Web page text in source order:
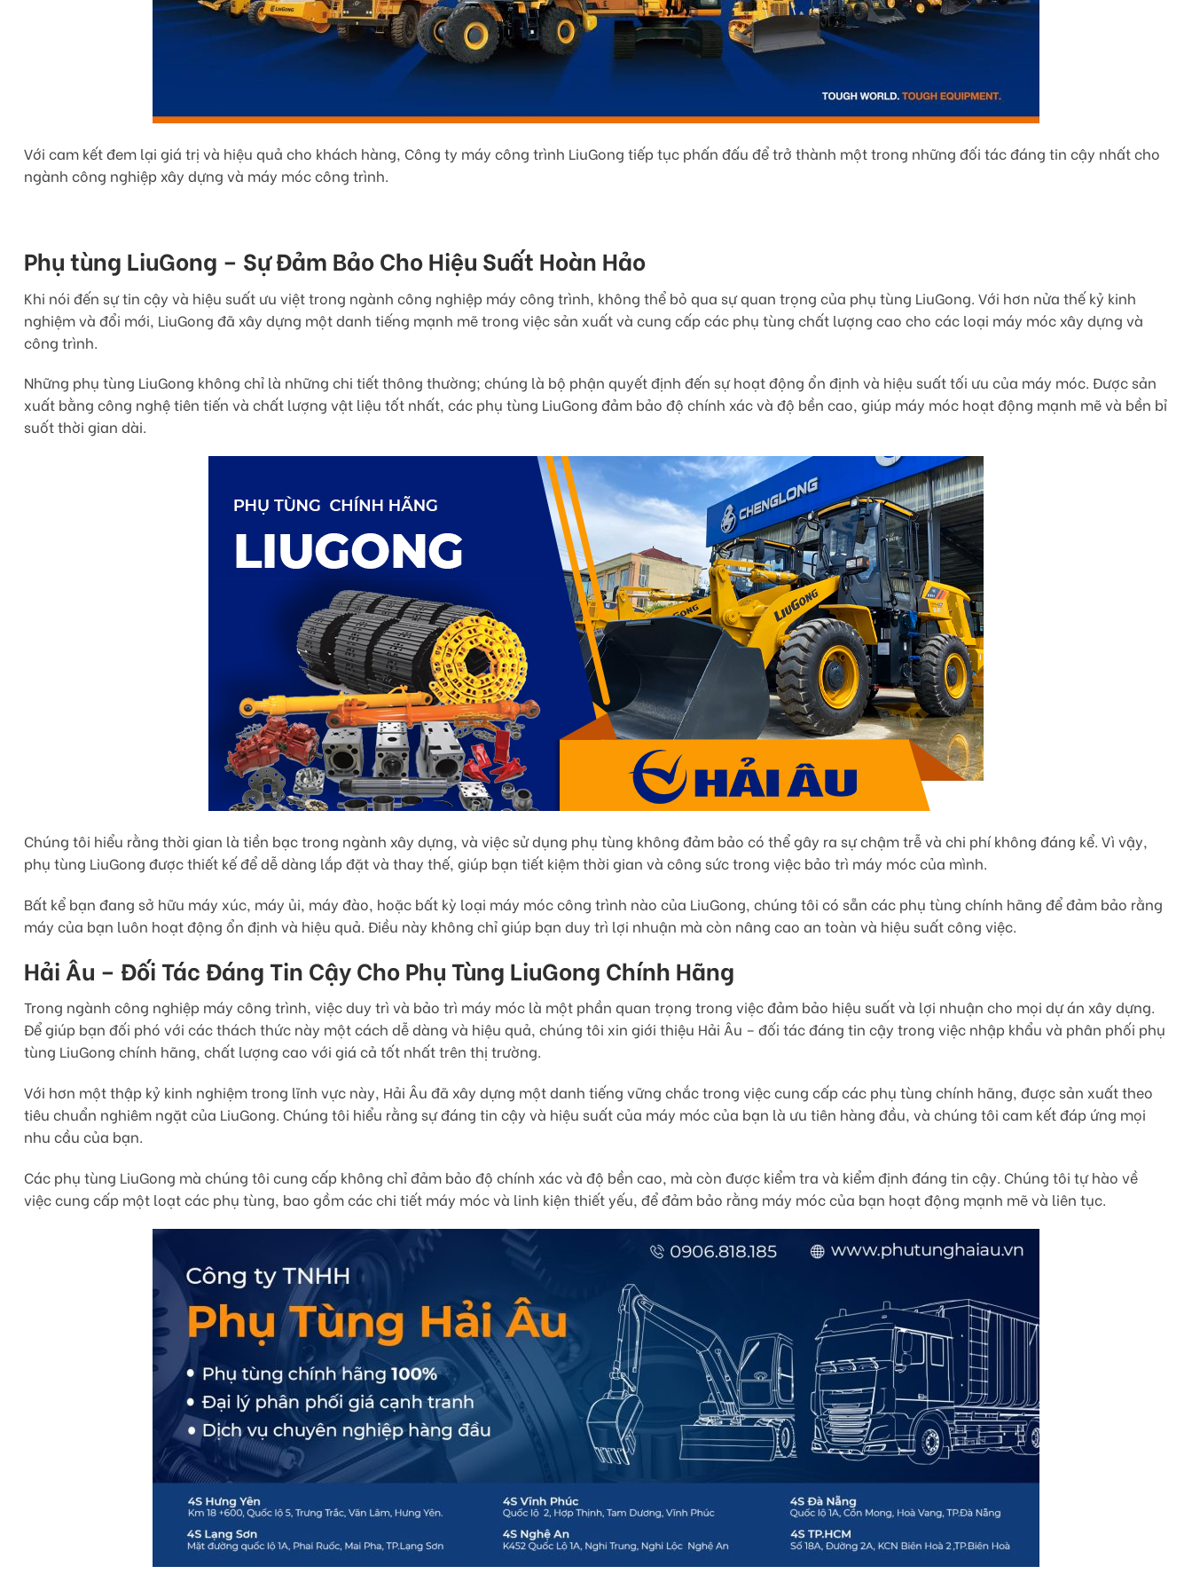
Với cam kết đem lại giá trị và hiệu quả cho khách hàng, Công ty máy công trình LiuGong tiếp tục phấn đấu để trở thành một trong những đối tác đáng tin cậy nhất cho
ngành công nghiệp xây dựng và máy móc công trình.
Phụ tùng LiuGong – Sự Đảm Bảo Cho Hiệu Suất Hoàn Hảo
Khi nói đến sự tin cậy và hiệu suất ưu việt trong ngành công nghiệp máy công trình, không thể bỏ qua sự quan trọng của phụ tùng LiuGong. Với hơn nửa thế kỷ kinh
nghiệm và đổi mới, LiuGong đã xây dựng một danh tiếng mạnh mẽ trong việc sản xuất và cung cấp các phụ tùng chất lượng cao cho các loại máy móc xây dựng và
công trình.
Những phụ tùng LiuGong không chỉ là những chi tiết thông thường; chúng là bộ phận quyết định đến sự hoạt động ổn định và hiệu suất tối ưu của máy móc. Được sản
xuất bằng công nghệ tiên tiến và chất lượng vật liệu tốt nhất, các phụ tùng LiuGong đảm bảo độ chính xác và độ bền cao, giúp máy móc hoạt động mạnh mẽ và bền bỉ
suốt thời gian dài.
Chúng tôi hiểu rằng thời gian là tiền bạc trong ngành xây dựng, và việc sử dụng phụ tùng không đảm bảo có thể gây ra sự chậm trễ và chi phí không đáng kể. Vì vậy,
phụ tùng LiuGong được thiết kế để dễ dàng lắp đặt và thay thế, giúp bạn tiết kiệm thời gian và công sức trong việc bảo trì máy móc của mình.
Bất kể bạn đang sở hữu máy xúc, máy ủi, máy đào, hoặc bất kỳ loại máy móc công trình nào của LiuGong, chúng tôi có sẵn các phụ tùng chính hãng để đảm bảo rằng
máy của bạn luôn hoạt động ổn định và hiệu quả. Điều này không chỉ giúp bạn duy trì lợi nhuận mà còn nâng cao an toàn và hiệu suất công việc.
Hải Âu – Đối Tác Đáng Tin Cậy Cho Phụ Tùng LiuGong Chính Hãng
Trong ngành công nghiệp máy công trình, việc duy trì và bảo trì máy móc là một phần quan trọng trong việc đảm bảo hiệu suất và lợi nhuận cho mọi dự án xây dựng.
Để giúp bạn đối phó với các thách thức này một cách dễ dàng và hiệu quả, chúng tôi xin giới thiệu Hải Âu – đối tác đáng tin cậy trong việc nhập khẩu và phân phối phụ
tùng LiuGong chính hãng, chất lượng cao với giá cả tốt nhất trên thị trường.
Với hơn một thập kỷ kinh nghiệm trong lĩnh vực này, Hải Âu đã xây dựng một danh tiếng vững chắc trong việc cung cấp các phụ tùng chính hãng, được sản xuất theo
tiêu chuẩn nghiêm ngặt của LiuGong. Chúng tôi hiểu rằng sự đáng tin cậy và hiệu suất của máy móc của bạn là ưu tiên hàng đầu, và chúng tôi cam kết đáp ứng mọi
nhu cầu của bạn.
Các phụ tùng LiuGong mà chúng tôi cung cấp không chỉ đảm bảo độ chính xác và độ bền cao, mà còn được kiểm tra và kiểm định đáng tin cậy. Chúng tôi tự hào về
việc cung cấp một loạt các phụ tùng, bao gồm các chi tiết máy móc và linh kiện thiết yếu, để đảm bảo rằng máy móc của bạn hoạt động mạnh mẽ và liên tục.